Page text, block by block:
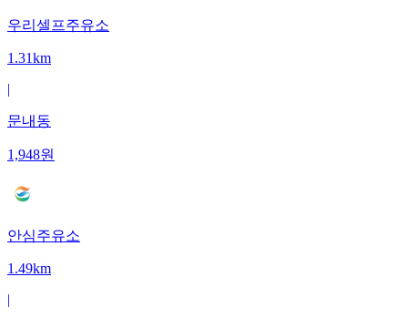
우리셀프주유소
1.31km
|
문내동
1,948원
안심주유소
1.49km
|